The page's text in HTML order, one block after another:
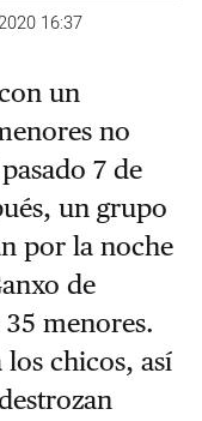
16:37
un
no
7 de
un grupo
por la noche
de
menores.
los chicos, así